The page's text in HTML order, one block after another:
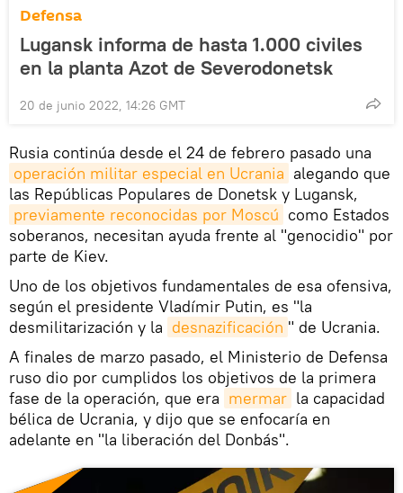
Defensa
Lugansk informa de hasta 1.000 civiles
en la planta Azot de Severodonetsk
20 de junio 2022, 14:26 GMT
Rusia continúa desde el 24 de febrero pasado una
operación militar especial en Ucrania alegando que
las Repúblicas Populares de Donetsk y Lugansk,
previamente reconocidas por Moscú como Estados
soberanos, necesitan ayuda frente al "genocidio" por
parte de Kiev.
Uno de los objetivos fundamentales de esa ofensiva,
según el presidente Vladímir Putin, es "la
desmilitarización y la desnazificación " de Ucrania.
A finales de marzo pasado, el Ministerio de Defensa
ruso dio por cumplidos los objetivos de la primera
fase de la operación, que era mermar la capacidad
bélica de Ucrania, y dijo que se enfocaría en
adelante en "la liberación del Donbás".